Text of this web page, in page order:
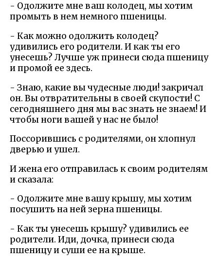
- Одолжите мне ваш колодец, мы хотим
промыть в нем немного пшеницы.
- Как можно одолжить колодец?
удивились его родители. И как ты его
унесешь? Лучше уж принеси сюда пшеницу
и промой ее здесь.
- Знаю, какие вы чудесные люди! закричал
он. Вы отвратительны в своей скупости! С
сегодняшнего дня мы вас знать не знаем! И
чтобы ноги вашей у нас не было!
Поссорившись с родителями, он хлопнул
дверью и ушел.
И жена его отправилась к своим родителям
и сказала:
- Одолжите мне вашу крышу, мы хотим
посушить на ней зерна пшеницы.
- Как ты унесешь крышу? удивились ее
родители. Иди, дочка, принеси сюда
пшеницу и суши ее на крыше.